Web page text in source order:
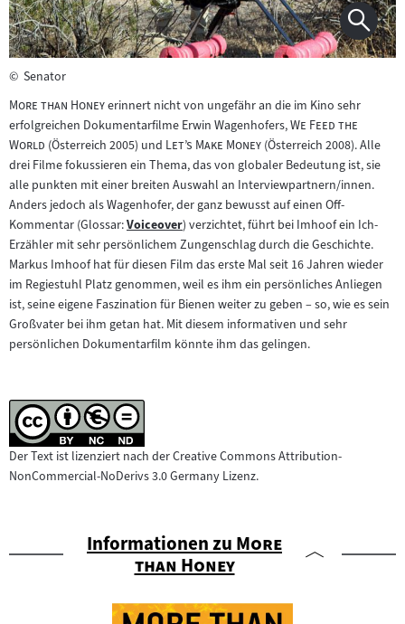
© Senator
"More than Honey"erinnert nicht von ungefähr an die im Kino sehr
erfolgreichen Dokumentarfilme Erwin Wagenhofers,"
We Feed the
World "(Österreich 2005) und "Let’s Make Money ("Österreich 2008). Alle
drei Filme fokussieren ein Thema, das von globaler Bedeutung ist, sie
alle punkten mit einer breiten Auswahl an Interviewpartnern/innen.
Anders jedoch als Wagenhofer, der ganz bewusst auf einen Off-
Kommentar (Glossar:Zum
Inhalt:
Voiceover) verzichtet, führt bei Imhoof ein Ich-
Erzähler mit sehr persönlichem Zungenschlag durch die Geschichte.
Markus Imhoof hat für diesen Film das erste Mal seit 16 Jahren wieder
im Regiestuhl Platz genommen, weil es ihm ein persönliches Anliegen
ist, seine eigene Faszination für Bienen weiter zu geben – so, wie es sein
Großvater bei ihm getan hat. Mit diesem informativen und sehr
persönlichen Dokumentarfilm könnte ihm das gelingen.
Der Text ist lizenziert nach der Creative Commons Attribution-
NonCommercial-NoDerivs 3.0 Germany Lizenz.
Informationen zu "
More
than Honey"